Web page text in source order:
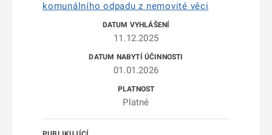
komunálního odpadu z nemovité věci
11.12.2025
01.01.2026
Platné